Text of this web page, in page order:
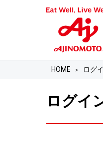
HOME ログ
ログイ